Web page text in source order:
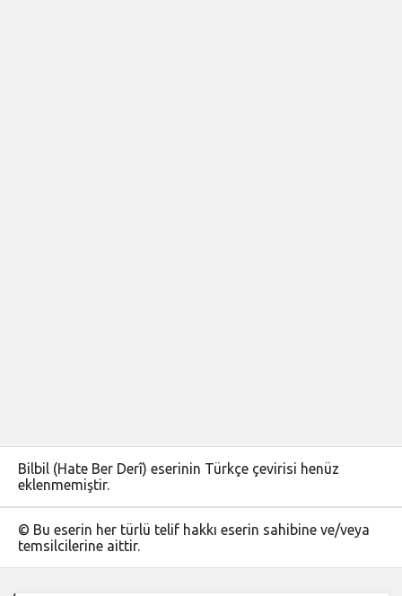
Bilbil (Hate Ber Derî) eserinin Türkçe çevirisi henüz
eklenmemiştir.
© Bu eserin her türlü telif hakkı eserin sahibine ve/veya
temsilcilerine aittir.